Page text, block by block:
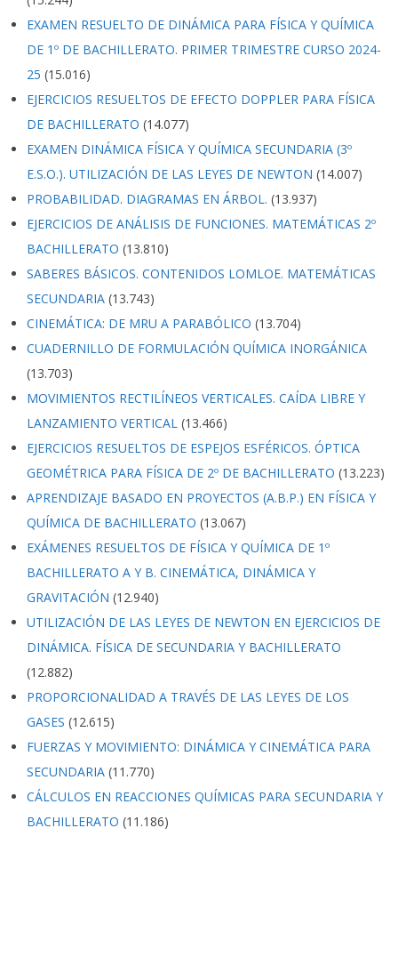
EXAMEN RESUELTO DE DINÁMICA PARA FÍSICA Y QUÍMICA
DE 1º DE BACHILLERATO. PRIMER TRIMESTRE CURSO 2024-
25 (15.016)
EJERCICIOS RESUELTOS DE EFECTO DOPPLER PARA FÍSICA
DE BACHILLERATO (14.077)
EXAMEN DINÁMICA FÍSICA Y QUÍMICA SECUNDARIA (3º
E.S.O.). UTILIZACIÓN DE LAS LEYES DE NEWTON (14.007)
PROBABILIDAD. DIAGRAMAS EN ÁRBOL. (13.937)
EJERCICIOS DE ANÁLISIS DE FUNCIONES. MATEMÁTICAS 2º
BACHILLERATO (13.810)
SABERES BÁSICOS. CONTENIDOS LOMLOE. MATEMÁTICAS
SECUNDARIA (13.743)
CINEMÁTICA: DE MRU A PARABÓLICO (13.704)
CUADERNILLO DE FORMULACIÓN QUÍMICA INORGÁNICA
(13.703)
MOVIMIENTOS RECTILÍNEOS VERTICALES. CAÍDA LIBRE Y
LANZAMIENTO VERTICAL (13.466)
EJERCICIOS RESUELTOS DE ESPEJOS ESFÉRICOS. ÓPTICA
GEOMÉTRICA PARA FÍSICA DE 2º DE BACHILLERATO (13.223)
APRENDIZAJE BASADO EN PROYECTOS (A.B.P.) EN FÍSICA Y
QUÍMICA DE BACHILLERATO (13.067)
EXÁMENES RESUELTOS DE FÍSICA Y QUÍMICA DE 1º
BACHILLERATO A Y B. CINEMÁTICA, DINÁMICA Y
GRAVITACIÓN (12.940)
UTILIZACIÓN DE LAS LEYES DE NEWTON EN EJERCICIOS DE
DINÁMICA. FÍSICA DE SECUNDARIA Y BACHILLERATO
(12.882)
PROPORCIONALIDAD A TRAVÉS DE LAS LEYES DE LOS
GASES (12.615)
FUERZAS Y MOVIMIENTO: DINÁMICA Y CINEMÁTICA PARA
SECUNDARIA (11.770)
CÁLCULOS EN REACCIONES QUÍMICAS PARA SECUNDARIA Y
BACHILLERATO (11.186)